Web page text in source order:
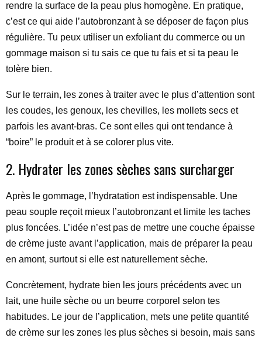
rendre la surface de la peau plus homogène. En pratique,
c’est ce qui aide l’autobronzant à se déposer de façon plus
régulière. Tu peux utiliser un exfoliant du commerce ou un
gommage maison si tu sais ce que tu fais et si ta peau le
tolère bien.
Sur le terrain, les zones à traiter avec le plus d’attention sont
les coudes, les genoux, les chevilles, les mollets secs et
parfois les avant-bras. Ce sont elles qui ont tendance à
“boire” le produit et à se colorer plus vite.
2. Hydrater les zones sèches sans surcharger
Après le gommage, l’hydratation est indispensable. Une
peau souple reçoit mieux l’autobronzant et limite les taches
plus foncées. L’idée n’est pas de mettre une couche épaisse
de crème juste avant l’application, mais de préparer la peau
en amont, surtout si elle est naturellement sèche.
Concrètement, hydrate bien les jours précédents avec un
lait, une huile sèche ou un beurre corporel selon tes
habitudes. Le jour de l’application, mets une petite quantité
de crème sur les zones les plus sèches si besoin, mais sans